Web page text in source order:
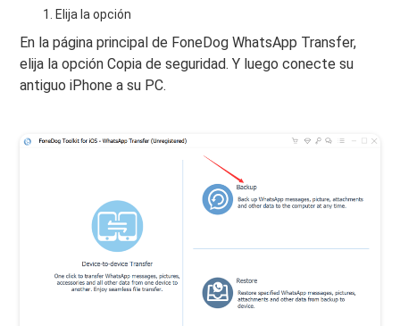
Elija la opción
En la página principal de FoneDog WhatsApp Transfer,
elija la opción Copia de seguridad. Y luego conecte su
antiguo iPhone a su PC.